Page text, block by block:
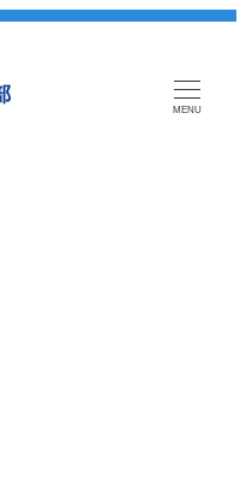
MENU